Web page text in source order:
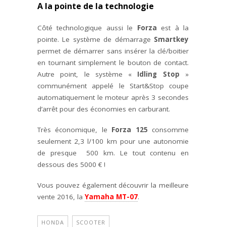
A la pointe de la technologie
Côté technologique aussi le Forza est à la
pointe. Le système de démarrage Smartkey
permet de démarrer sans insérer la clé/boitier
en tournant simplement le bouton de contact.
Autre point, le système « Idling Stop »
communément appelé le Start&Stop coupe
automatiquement le moteur après 3 secondes
d’arrêt pour des économies en carburant.
Très économique, le Forza 125 consomme
seulement 2,3 l/100 km pour une autonomie
de presque 500 km. Le tout contenu en
dessous des 5000 € !
Vous pouvez également découvrir la meilleure
vente 2016, la Yamaha MT-07.
HONDA SCOOTER